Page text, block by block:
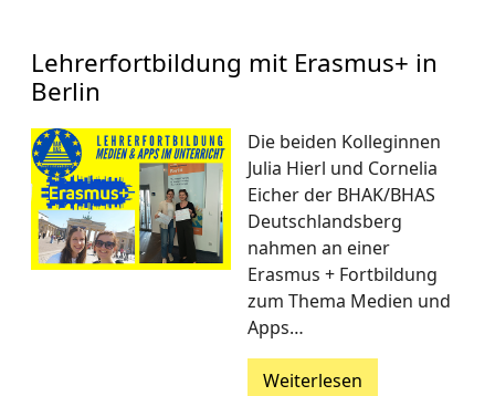
Lehrerfortbildung mit Erasmus+ in
Berlin
Die beiden Kolleginnen
Julia Hierl und Cornelia
Eicher der BHAK/BHAS
Deutschlandsberg
nahmen an einer
Erasmus + Fortbildung
zum Thema Medien und
Apps…
Weiterlesen